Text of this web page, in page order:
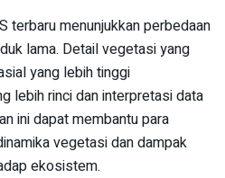
terbaru menunjukkan perbedaan
lama. Detail vegetasi yang
yang lebih tinggi
lebih rinci dan interpretasi data
ini dapat membantu para
vegetasi dan dampak
ekosistem.